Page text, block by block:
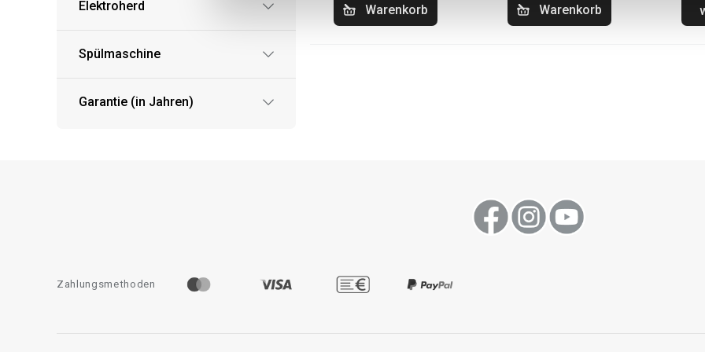
Elektroherd
Spülmaschine
Garantie (in Jahren)
Warenkorb Warenkorb
Zahlungsmethoden